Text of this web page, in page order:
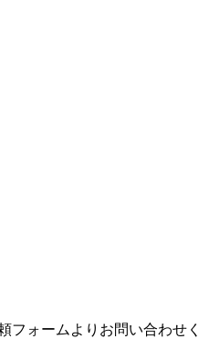
フォームよりお問い合わせく